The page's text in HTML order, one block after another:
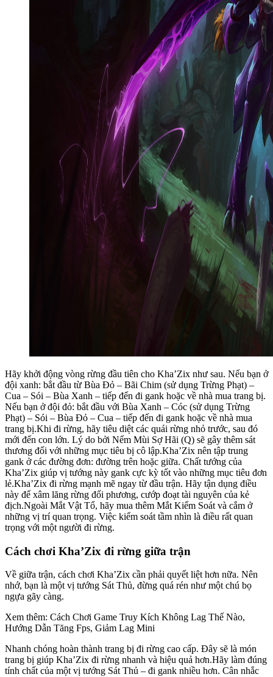
Hãy khởi động vòng rừng đầu tiên cho Kha’Zix như sau. Nếu bạn ở
đội xanh: bắt đầu từ Bùa Đỏ – Bãi Chim (sử dụng Trừng Phạt) –
Cua – Sói – Bùa Xanh – tiếp đến đi gank hoặc về nhà mua trang bị.
Nếu bạn ở đội đỏ: bắt đầu với Bùa Xanh – Cóc (sử dụng Trừng
Phạt) – Sói – Bùa Đỏ – Cua – tiếp đến đi gank hoặc về nhà mua
trang bị.Khi đi rừng, hãy tiêu diệt các quái rừng nhỏ trước, sau đó
mới đến con lớn. Lý do bởi Nếm Mùi Sợ Hãi (Q) sẽ gây thêm sát
thương đối với những mục tiêu bị cô lập.Kha’Zix nên tập trung
gank ở các đường đơn: đường trên hoặc giữa. Chất tướng của
Kha’Zix giúp vị tướng này gank cực kỳ tốt vào những mục tiêu đơn
lẻ.Kha’Zix đi rừng mạnh mẽ ngay từ đầu trận. Hãy tận dụng điều
này để xâm lăng rừng đối phương, cướp đoạt tài nguyên của kẻ
địch.Ngoài Mắt Vật Tổ, hãy mua thêm Mắt Kiểm Soát và cắm ở
những vị trí quan trọng. Việc kiểm soát tầm nhìn là điều rất quan
trọng với một người đi rừng.
Cách chơi Kha’Zix đi rừng giữa trận
Về giữa trận, cách chơi Kha’Zix cần phải quyết liệt hơn nữa. Nên
nhớ, bạn là một vị tướng Sát Thủ, đừng quá rén như một chú bọ
ngựa gãy càng.
Xem thêm: Cách Chơi Game Truy Kích Không Lag Thế Nào,
Hướng Dẫn Tăng Fps, Giảm Lag Mini
Nhanh chóng hoàn thành trang bị đi rừng cao cấp. Đây sẽ là món
trang bị giúp Kha’Zix đi rừng nhanh và hiệu quả hơn.Hãy làm đúng
tính chất của một vị tướng Sát Thủ – đi gank nhiều hơn. Cân nhắc